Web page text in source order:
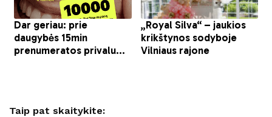
Taip pat skaitykite: